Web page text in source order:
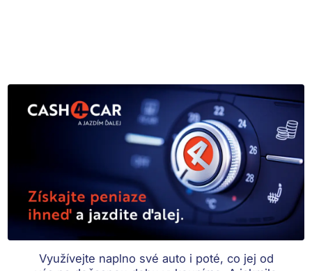
Využívejte naplno své auto i poté, co jej od